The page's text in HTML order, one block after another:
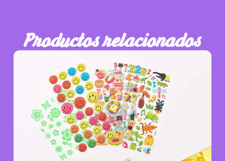
Productos relacionados